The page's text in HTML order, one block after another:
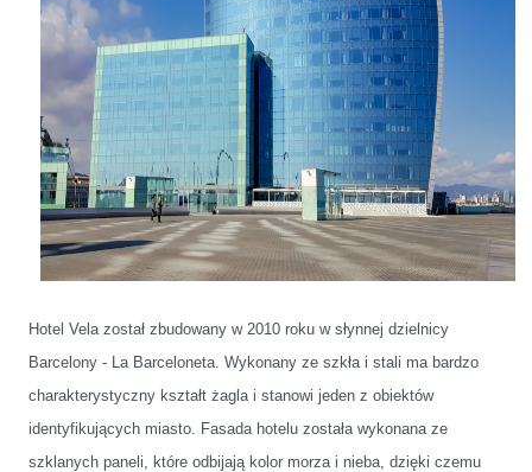
Hotel Vela został zbudowany w 2010 roku w słynnej dzielnicy
Barcelony - La Barceloneta. Wykonany ze szkła i stali ma bardzo
charakterystyczny kształt żagla i stanowi jeden z obiektów
identyfikujących miasto. Fasada hotelu została wykonana ze
szklanych paneli, które odbijają kolor morza i nieba, dzięki czemu